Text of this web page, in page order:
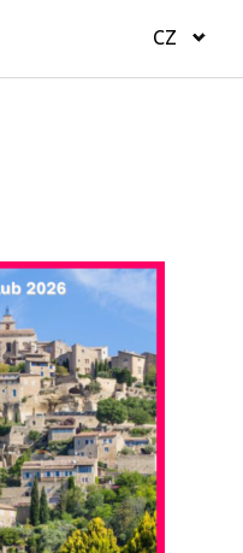
CZ